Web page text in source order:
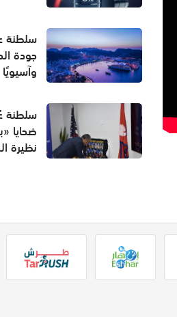
سلطنة
جودة
وآسيويًا
سلطنة
ضحايا
نظيرة